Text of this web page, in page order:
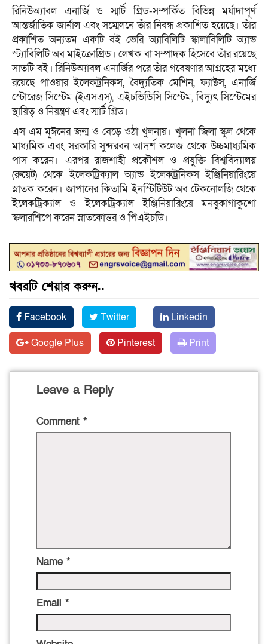
রিনিউঅ্যাবল এনার্জি ও স্মার্ট গ্রিড-সম্পর্কিত বিভিন্ন মর্যাদাপূর্ণ
আন্তর্জাতিক জার্নাল এবং সম্মেলনে তাঁর নিবন্ধ প্রকাশিত হয়েছে। তাঁর
প্রকাশিত অন্যতম একটি বই ভেরি অ্যাবিলিটি স্কালাবিলিটি অ্যান্ড
স্ট্যাবিলিটি অব মাইক্রোগ্রিড। লেখক বা সম্পাদক হিসেবে তাঁর রয়েছে
সাতটি বই। রিনিউঅ্যাবল এনার্জির পরে তাঁর গবেষণার আগ্রহের মধ্যে
রয়েছে পাওয়ার ইলেকট্রনিকস, বৈদ্যুতিক মেশিন, ফ্যাক্টস, এনার্জি
স্টোরেজ সিস্টেম (ইএসএস), এইচভিডিসি সিস্টেম, বিদ্যুৎ সিস্টেমের
স্থায়িত্ব ও নিয়ন্ত্রণ এবং স্মার্ট গ্রিড।
এস এম মূঈনের জন্ম ও বেড়ে ওঠা খুলনায়। খুলনা জিলা স্কুল থেকে
মাধ্যমিক এবং সরকারি সুন্দরবন আদর্শ কলেজ থেকে উচ্চমাধ্যমিক
পাস করেন। এরপর রাজশাহী প্রকৌশল ও প্রযুক্তি বিশ্ববিদ্যালয়
(রুয়েট) থেকে ইলেকট্রিক্যাল অ্যান্ড ইলেকট্রনিকস ইঞ্জিনিয়ারিংয়ে
স্নাতক করেন। জাপানের কিতামি ইনস্টিটিউট অব টেকনোলজি থেকে
ইলেকট্রিক্যাল ও ইলেকট্রিক্যাল ইঞ্জিনিয়ারিংয়ে মনবুকাগাকুশো
স্কলারশিপে করেন স্নাতকোত্তর ও পিএইচডি।
খবরটি শেয়ার করুন..
Facebook Twitter
Linkedin
Google Plus
Pinterest Print
Leave a Reply
Comment *
Name *
Email *